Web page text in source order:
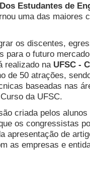
Estudantes de
uma das maiores
os discentes,
para o futuro
realizado na UFSC -
de 50 atrações,
baseadas nas
da UFSC.
criada pelos
os congressistas
apresentação de
as empresas e